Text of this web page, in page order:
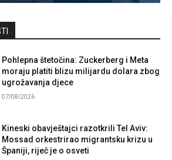
Pohlepna štetočina: Zuckerberg i Meta
moraju platiti blizu milijardu dolara zbog
ugrožavanja djece
07/08/2026
Kineski obavještajci razotkrili Tel Aviv:
Mossad orkestrirao migrantsku krizu u
Španiji, riječ je o osveti